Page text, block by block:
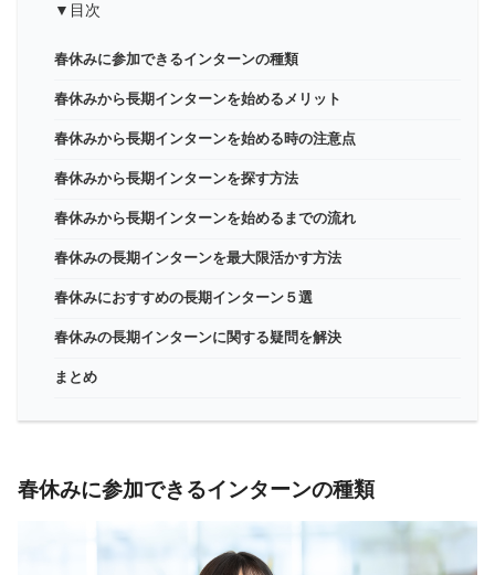
▼目次
春休みに参加できるインターンの種類
春休みから長期インターンを始めるメリット
春休みから長期インターンを始める時の注意点
春休みから長期インターンを探す方法
春休みから長期インターンを始めるまでの流れ
春休みの長期インターンを最大限活かす方法
春休みにおすすめの長期インターン５選
春休みの長期インターンに関する疑問を解決
まとめ
春休みに参加できるインターンの種類